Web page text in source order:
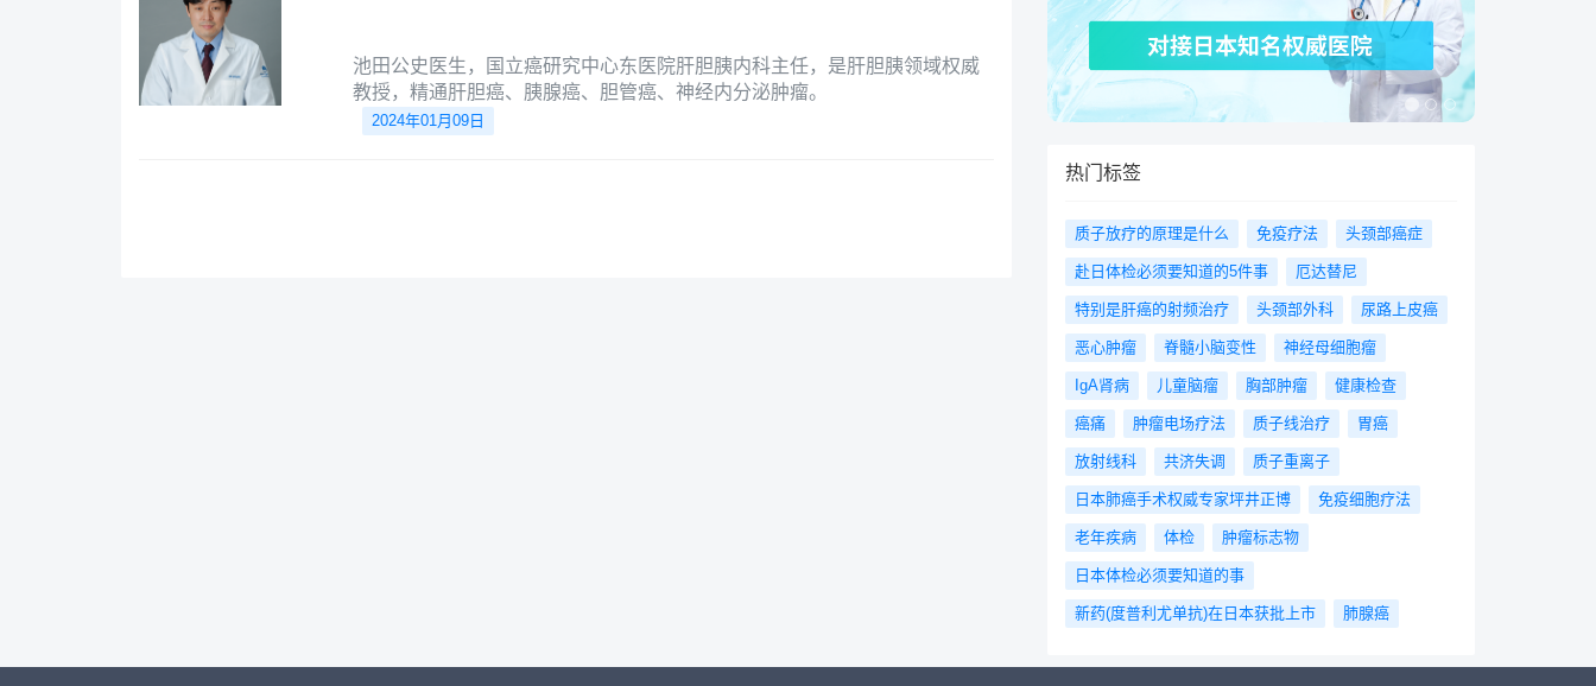
池田公史医生，国立癌研究中心东医院肝胆胰内科主任，是肝胆胰领域权威
教授，精通肝胆癌、胰腺癌、胆管癌、神经内分泌肿瘤。
2024年01月09日
热门标签
质子放疗的原理是什么 免疫疗法 头颈部癌症
赴日体检必须要知道的5件事 厄达替尼
特别是肝癌的射频治疗 头颈部外科 尿路上皮癌
恶心肿瘤 脊髓小脑变性 神经母细胞瘤
IgA肾病 儿童脑瘤 胸部肿瘤 健康检查
癌痛 肿瘤电场疗法 质子线治疗 胃癌
放射线科 共济失调 质子重离子
日本肺癌手术权威专家坪井正博 免疫细胞疗法
老年疾病 体检 肿瘤标志物
日本体检必须要知道的事
新药(度普利尤单抗)在日本获批上市 肺腺癌